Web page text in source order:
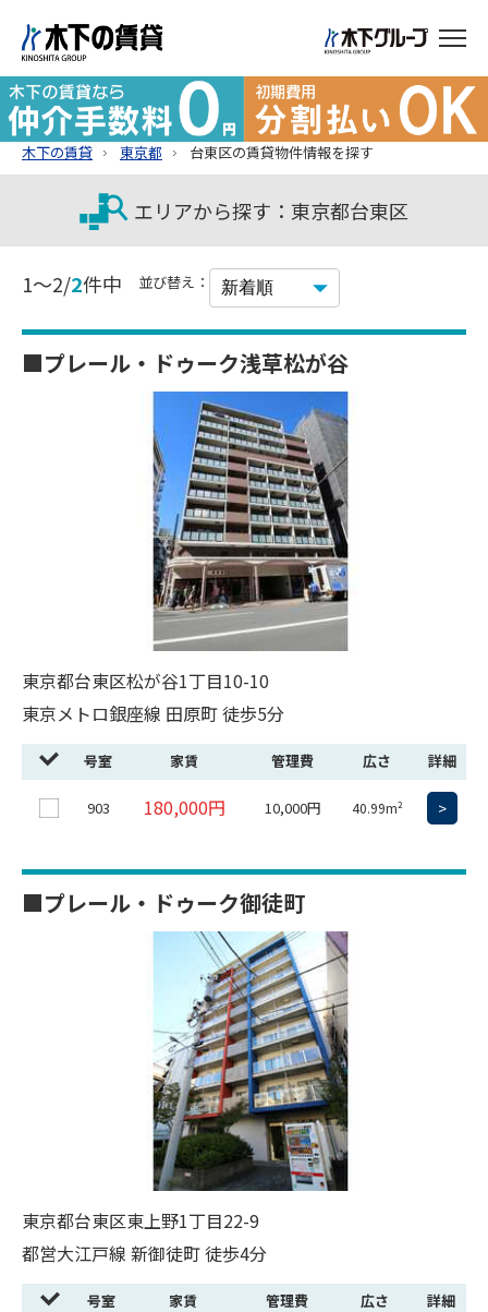
木下の賃貸 東京都 台東区の賃貸物件情報を探す
エリアから探す：東京都台東区
1～2/2件中 並び替え：
■プレール・ドゥーク浅草松が谷
東京都台東区松が谷1丁目10-10
東京メトロ銀座線 田原町 徒歩5分
号室 家賃 管理費 広さ 詳細
903 180,000円 10,000円 40.99m² >
■プレール・ドゥーク御徒町
東京都台東区東上野1丁目22-9
都営大江戸線 新御徒町 徒歩4分
号室 家賃 管理費 広さ 詳細